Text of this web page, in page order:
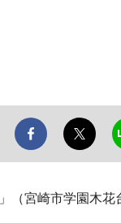
（宮崎市学園木